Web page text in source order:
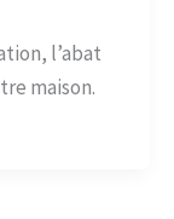
l’abat
maison.